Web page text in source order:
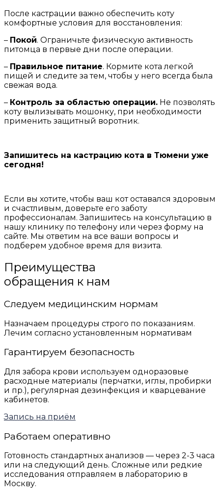
После кастрации важно обеспечить коту
комфортные условия для восстановления:
– Покой. Ограничьте физическую активность
питомца в первые дни после операции.
– Правильное питание. Кормите кота легкой
пищей и следите за тем, чтобы у него всегда была
свежая вода.
– Контроль за областью операции. Не позволять
коту вылизывать мошонку, при необходимости
применить защитный воротник.
Запишитесь на кастрацию кота в Тюмени уже
сегодня!
Если вы хотите, чтобы ваш кот оставался здоровым
и счастливым, доверьте его заботу
профессионалам. Запишитесь на консультацию в
нашу клинику по телефону или через форму на
сайте. Мы ответим на все ваши вопросы и
подберем удобное время для визита.
Преимущества
обращения к нам
Следуем медицинским нормам
Назначаем процедуры строго по показаниям.
Лечим согласно установленным нормативам
Гарантируем безопасность
Для забора крови используем одноразовые
расходные материалы (перчатки, иглы, пробирки
и пр.), регулярная дезинфекция и кварцевание
кабинетов.
Запись на приём
Работаем оперативно
Готовность стандартных анализов — через 2-3 часа
или на следующий день. Сложные или редкие
исследования отправляем в лабораторию в
Москву.